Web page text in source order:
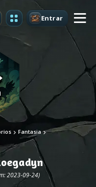
Entrar
Fantasia
2023-09-24)